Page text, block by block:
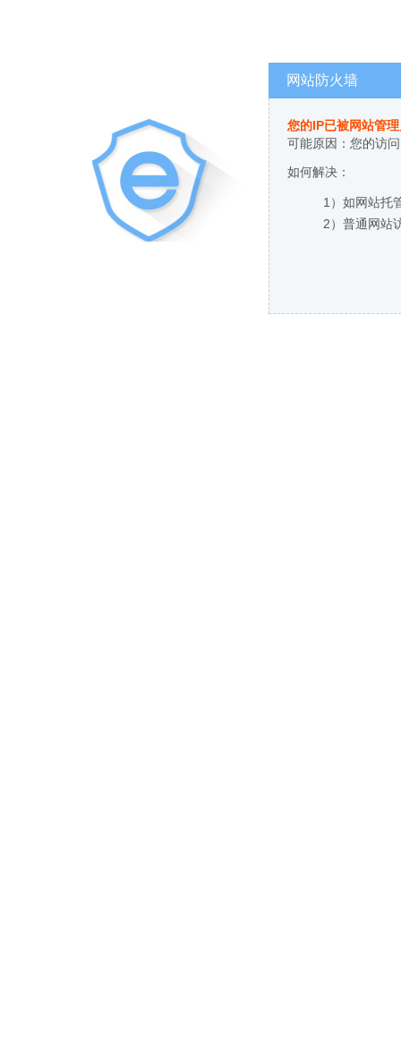
网站防火墙
您的IP已被网站管
可能原因：您的访
如何解决：
1）如网站托
2）普通网站